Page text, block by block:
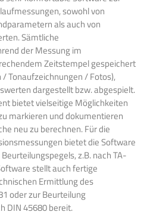
sowohl von
als auch von
Sämtliche
der Messung im
Zeitstempel gespeichert
Tonaufzeichnungen / Fotos),
dargestellt bzw. abgespielt.
bietet vielseitige Möglichkeiten
markieren und dokumentieren
neu zu berechnen. Für die
bietet die Software
z.B. nach TA-
stellt auch fertige
Ermittlung des
oder zur Beurteilung
DIN 45680 bereit.